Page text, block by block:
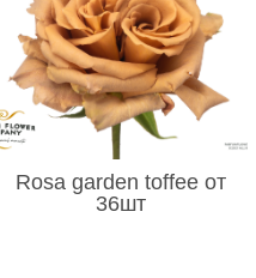
Rosa garden toffee от
36шт